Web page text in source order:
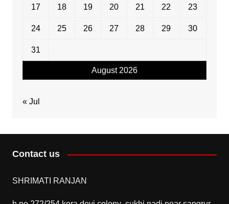
August 2026
17 18 19 20 21 22 23
24 25 26 27 28 29 30
31
« Jul
Contact us
SHRIMATI RANJAN